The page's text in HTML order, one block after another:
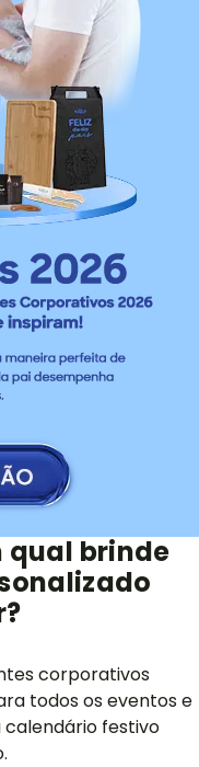
qual brinde
corporativos
todos os eventos e
festivo